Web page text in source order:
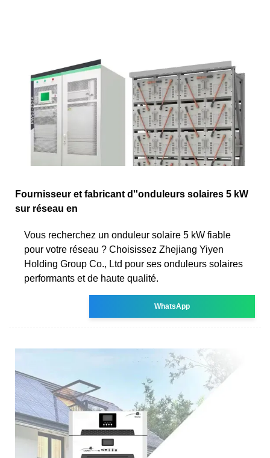
Fournisseur et fabricant d''onduleurs solaires 5 kW
sur réseau en
Vous recherchez un onduleur solaire 5 kW fiable
pour votre réseau ? Choisissez Zhejiang Yiyen
Holding Group Co., Ltd pour ses onduleurs solaires
performants et de haute qualité.
WhatsApp